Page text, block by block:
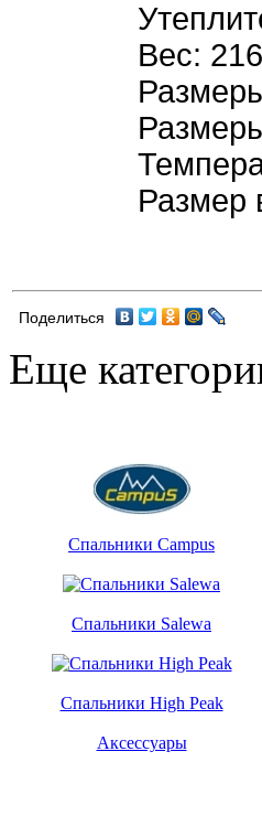
Вес:
Размер
Поделиться
Еще
Спальники Campus
Спальники Salewa
Спальники High Peak
Аксессуары